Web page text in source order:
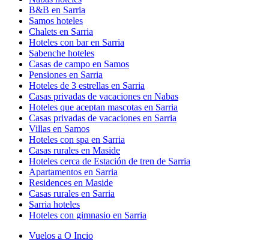
B&B en Sarria
Samos hoteles
Chalets en Sarria
Hoteles con bar en Sarria
Sabenche hoteles
Casas de campo en Samos
Pensiones en Sarria
Hoteles de 3 estrellas en Sarria
Casas privadas de vacaciones en Nabas
Hoteles que aceptan mascotas en Sarria
Casas privadas de vacaciones en Sarria
Villas en Samos
Hoteles con spa en Sarria
Casas rurales en Maside
Hoteles cerca de Estación de tren de Sarria
Apartamentos en Sarria
Residences en Maside
Casas rurales en Sarria
Sarria hoteles
Hoteles con gimnasio en Sarria
Vuelos a O Incio